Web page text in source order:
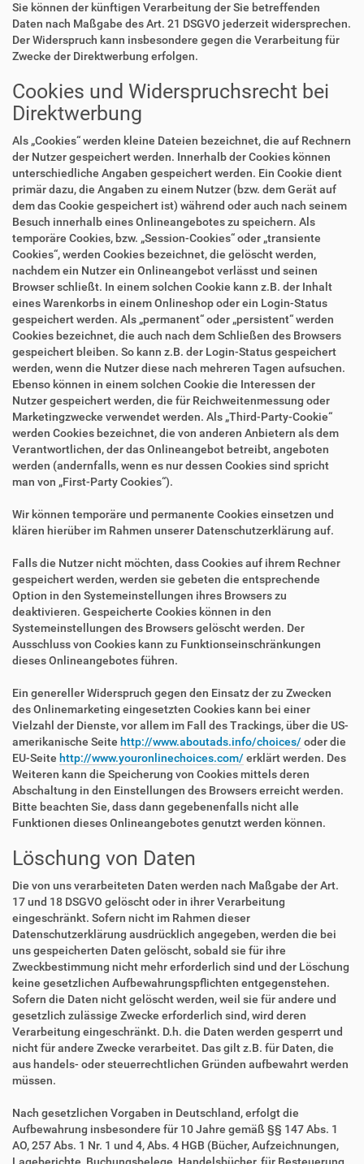
Sie können der künftigen Verarbeitung der Sie betreffenden
Daten nach Maßgabe des Art. 21 DSGVO jederzeit widersprechen.
Der Widerspruch kann insbesondere gegen die Verarbeitung für
Zwecke der Direktwerbung erfolgen.
Cookies und Widerspruchsrecht bei
Direktwerbung
Als „Cookies“ werden kleine Dateien bezeichnet, die auf Rechnern
der Nutzer gespeichert werden. Innerhalb der Cookies können
unterschiedliche Angaben gespeichert werden. Ein Cookie dient
primär dazu, die Angaben zu einem Nutzer (bzw. dem Gerät auf
dem das Cookie gespeichert ist) während oder auch nach seinem
Besuch innerhalb eines Onlineangebotes zu speichern. Als
temporäre Cookies, bzw. „Session-Cookies“ oder „transiente
Cookies“, werden Cookies bezeichnet, die gelöscht werden,
nachdem ein Nutzer ein Onlineangebot verlässt und seinen
Browser schließt. In einem solchen Cookie kann z.B. der Inhalt
eines Warenkorbs in einem Onlineshop oder ein Login-Status
gespeichert werden. Als „permanent“ oder „persistent“ werden
Cookies bezeichnet, die auch nach dem Schließen des Browsers
gespeichert bleiben. So kann z.B. der Login-Status gespeichert
werden, wenn die Nutzer diese nach mehreren Tagen aufsuchen.
Ebenso können in einem solchen Cookie die Interessen der
Nutzer gespeichert werden, die für Reichweitenmessung oder
Marketingzwecke verwendet werden. Als „Third-Party-Cookie“
werden Cookies bezeichnet, die von anderen Anbietern als dem
Verantwortlichen, der das Onlineangebot betreibt, angeboten
werden (andernfalls, wenn es nur dessen Cookies sind spricht
man von „First-Party Cookies“).
Wir können temporäre und permanente Cookies einsetzen und
klären hierüber im Rahmen unserer Datenschutzerklärung auf.
Falls die Nutzer nicht möchten, dass Cookies auf ihrem Rechner
gespeichert werden, werden sie gebeten die entsprechende
Option in den Systemeinstellungen ihres Browsers zu
deaktivieren. Gespeicherte Cookies können in den
Systemeinstellungen des Browsers gelöscht werden. Der
Ausschluss von Cookies kann zu Funktionseinschränkungen
dieses Onlineangebotes führen.
Ein genereller Widerspruch gegen den Einsatz der zu Zwecken
des Onlinemarketing eingesetzten Cookies kann bei einer
Vielzahl der Dienste, vor allem im Fall des Trackings, über die US-
amerikanische Seite http://www.aboutads.info/choices/ oder die
EU-Seite http://www.youronlinechoices.com/ erklärt werden. Des
Weiteren kann die Speicherung von Cookies mittels deren
Abschaltung in den Einstellungen des Browsers erreicht werden.
Bitte beachten Sie, dass dann gegebenenfalls nicht alle
Funktionen dieses Onlineangebotes genutzt werden können.
Löschung von Daten
Die von uns verarbeiteten Daten werden nach Maßgabe der Art.
17 und 18 DSGVO gelöscht oder in ihrer Verarbeitung
eingeschränkt. Sofern nicht im Rahmen dieser
Datenschutzerklärung ausdrücklich angegeben, werden die bei
uns gespeicherten Daten gelöscht, sobald sie für ihre
Zweckbestimmung nicht mehr erforderlich sind und der Löschung
keine gesetzlichen Aufbewahrungspflichten entgegenstehen.
Sofern die Daten nicht gelöscht werden, weil sie für andere und
gesetzlich zulässige Zwecke erforderlich sind, wird deren
Verarbeitung eingeschränkt. D.h. die Daten werden gesperrt und
nicht für andere Zwecke verarbeitet. Das gilt z.B. für Daten, die
aus handels- oder steuerrechtlichen Gründen aufbewahrt werden
müssen.
Nach gesetzlichen Vorgaben in Deutschland, erfolgt die
Aufbewahrung insbesondere für 10 Jahre gemäß §§ 147 Abs. 1
AO, 257 Abs. 1 Nr. 1 und 4, Abs. 4 HGB (Bücher, Aufzeichnungen,